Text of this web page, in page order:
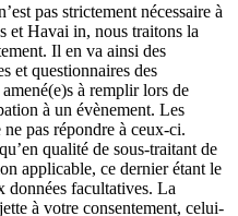
pas strictement nécessaire à
et Havai in, nous traitons la
Il en va ainsi des
et questionnaires des
à remplir lors de
à un évènement. Les
pas répondre à ceux-ci.
qualité de sous-traitant de
applicable, ce dernier étant le
données facultatives. La
à votre consentement, celui-